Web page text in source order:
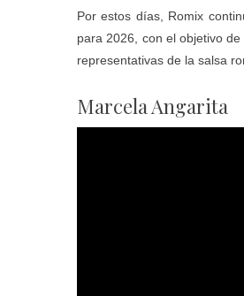
Por estos días, Romix
para 2026, con el objetivo
representativas de la salsa
Marcela Angarita